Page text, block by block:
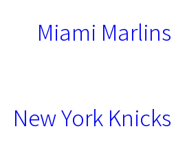
Miami Marlins
New York Knicks